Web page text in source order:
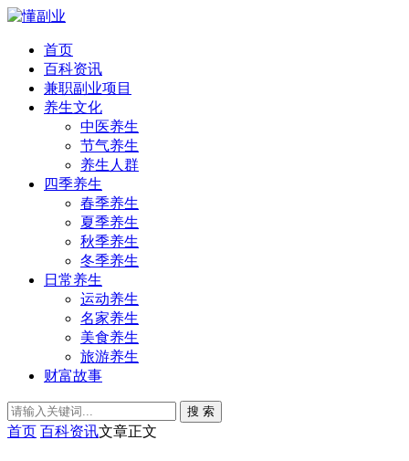
首页
百科资讯
兼职副业项目
养生文化
中医养生
节气养生
养生人群
四季养生
春季养生
夏季养生
秋季养生
冬季养生
日常养生
运动养生
名家养生
美食养生
旅游养生
财富故事
搜 索
首页 百科资讯文章正文